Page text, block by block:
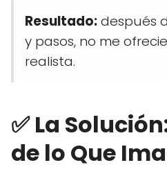
Resultado:después
y pasos, no me
realista.
✅ La
de lo Que